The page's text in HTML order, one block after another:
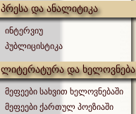
პრესა და ანალიტიკა
ინტერვიუ
პუბლიცისტიკა
ლიტერატურა და ხელოვნება
მეფეები სახვით ხელოვნებაში
მეფეები ქართულ პოეზიაში